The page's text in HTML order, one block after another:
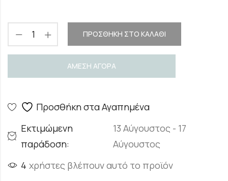
ΠΡΟΣΘΉΚΗ ΣΤΟ ΚΑΛΆΘΙ
ΑΜΕΣΗ ΑΓΟΡΑ
Προσθήκη στα Αγαπημένα
Εκτιμώμενη
παράδοση:
13 Αύγουστος - 17
Αύγουστος
4 χρήστες βλέπουν αυτό το προϊόν